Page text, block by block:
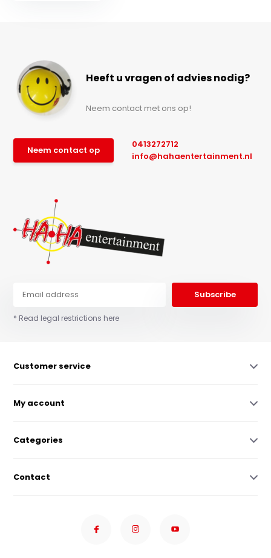
Heeft u vragen of advies nodig?
Neem contact met ons op!
Neem contact op
0413272712
info@hahaentertainment.nl
Subscribe
* Read legal restrictions here
Customer service
My account
Categories
Contact